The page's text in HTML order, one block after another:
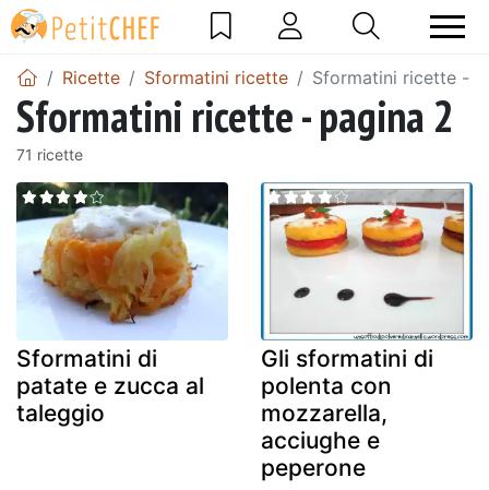
Ricette Sformatini ricette Sformatini ricette -
Sformatini ricette - pagina 2
71 ricette
Sformatini di
patate e zucca al
taleggio
Gli sformatini di
polenta con
mozzarella,
acciughe e
peperone